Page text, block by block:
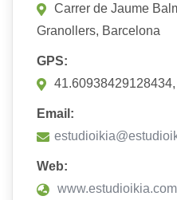
Carrer de Jaume
Granollers, Barcelona
GPS:
Email:
Web:
www.estudioikia.com